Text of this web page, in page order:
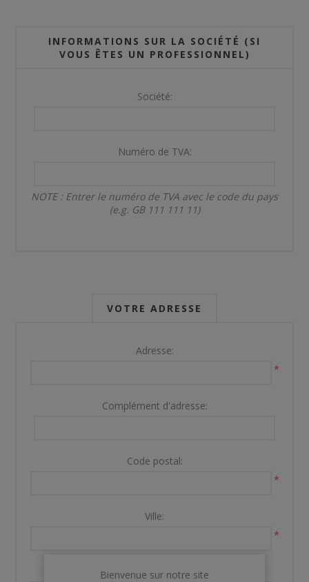
INFORMATIONS SUR LA SOCIÉTÉ (SI
VOUS ÊTES UN PROFESSIONNEL)
Société:
Numéro de TVA:
NOTE : Entrer le numéro de TVA avec le code du pays
(e.g. GB 111 111 11)
VOTRE ADRESSE
Adresse:
*
Complément d'adresse:
Code postal:
*
Ville:
*
Pays:
Bienvenue sur notre site